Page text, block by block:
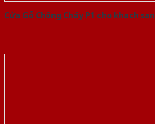
Cửa Gỗ Chống Cháy P1 cho khach san